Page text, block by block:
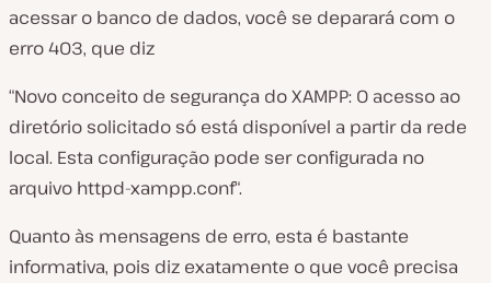
acessar o banco de dados, você se deparará com o
erro 403, que diz
“Novo conceito de segurança do XAMPP: O acesso ao
diretório solicitado só está disponível a partir da rede
local. Esta configuração pode ser configurada no
arquivo httpd-xampp.conf“.
Quanto às mensagens de erro, esta é bastante
informativa, pois diz exatamente o que você precisa